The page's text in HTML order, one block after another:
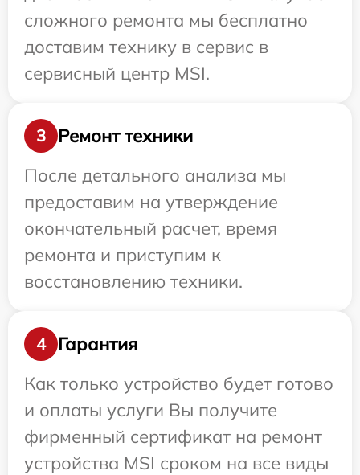
сложного ремонта мы бесплатно
доставим технику в сервис в
сервисный центр MSI.
3
Ремонт техники
После детального анализа мы
предоставим на утверждение
окончательный расчет, время
ремонта и приступим к
восстановлению техники.
4
Гарантия
Как только устройство будет готово
и оплаты услуги Вы получите
фирменный сертификат на ремонт
устройства MSI сроком на все виды